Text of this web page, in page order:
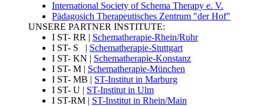
International Society of Schema Therapy e. V.
Pädagosich Therapeutisches Zentrum "der Hof"
UNSERE PARTNER INSTITUTE:
I ST- RR | Schematherapie-Rhein/Ruhr
I ST- S | Schematherapie-Stuttgart
I ST- KN | Schematherapie-Konstanz
I ST- M | Schematherapie-München
I ST- MB | ST-Institut in Marburg
I ST- U | ST-Institut in Ulm
I ST-RM | ST-Institut in Rhein/Main